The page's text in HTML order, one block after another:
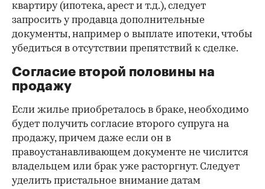
квартиру (ипотека, арест и т.д.), следует
запросить у продавца дополнительные
документы, например о выплате ипотеки, чтобы
убедиться в отсутствии препятствий к сделке.
Согласие второй половины на
продажу
Если жилье приобреталось в браке, необходимо
будет получить согласие второго супруга на
продажу, причем даже если он в
правоустанавливающем документе не числится
владельцем или брак уже расторгнут. Следует
уделить пристальное внимание датам